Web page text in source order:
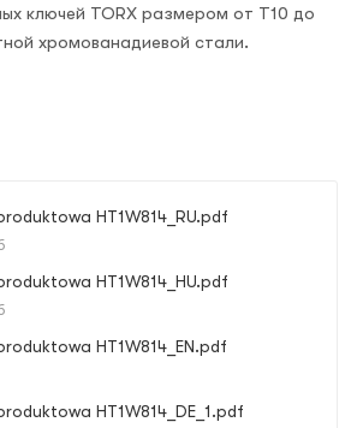
ключей TORX размером от Т10 до
хромованадиевой стали.
HT1W814_RU.pdf
HT1W814_HU.pdf
HT1W814_EN.pdf
HT1W814_DE_1.pdf